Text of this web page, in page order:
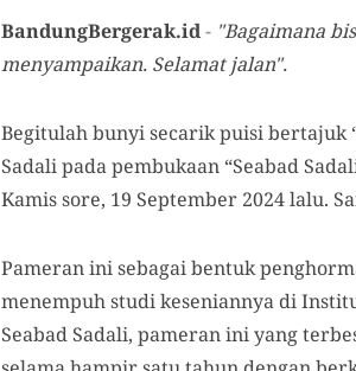
BandungBergerak.id- "Bagaimana
menyampaikan. Selamatjalan".
Begitulah bunyi secarik puisi bertajuk
Sadali pada pembukaan “Seabad
Kamis sore, 19 September 2024 lalu.
Pameran ini sebagai bentuk
menempuh studi keseniannya di
Seabad Sadali, pameran ini yang